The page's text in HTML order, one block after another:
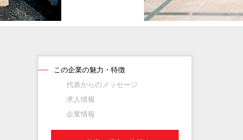
この企業の魅力・特徴
代表からのメッセージ
求人情報
企業情報